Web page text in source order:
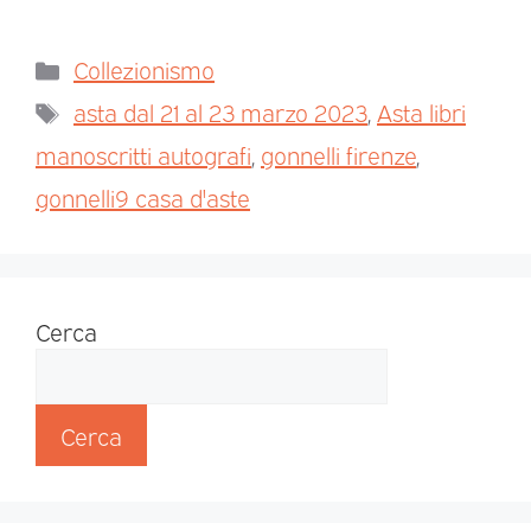
Collezionismo
asta dal 21 al 23 marzo 2023 Asta libri
manoscritti autografi gonnelli firenze
gonnelli9 casa d'aste
Cerca
Cerca